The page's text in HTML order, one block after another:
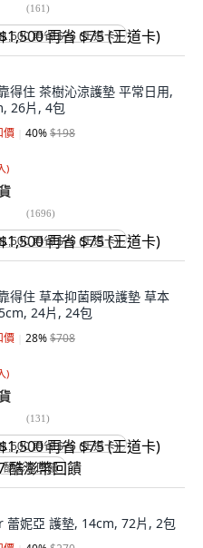
(161)
再省 $75 (王道卡)
得住 茶樹沁涼護墊 平常日用,
26片, 4包
價 40%$198
)
(1696)
再省 $75 (王道卡)
得住 草本抑菌瞬吸護墊 草本
24片, 24包
價 28%$708
)
(131)
再省 $75 (王道卡)
酷澎幣回饋
蕾妮亞 護墊, 14cm, 72片, 2包